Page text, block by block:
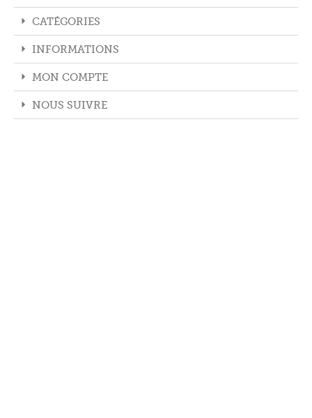
CATÉGORIES
INFORMATIONS
MON COMPTE
NOUS SUIVRE